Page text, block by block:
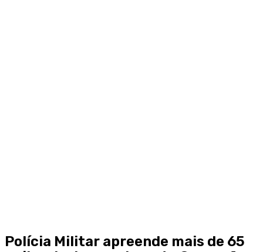
Polícia Militar apreende mais de 65